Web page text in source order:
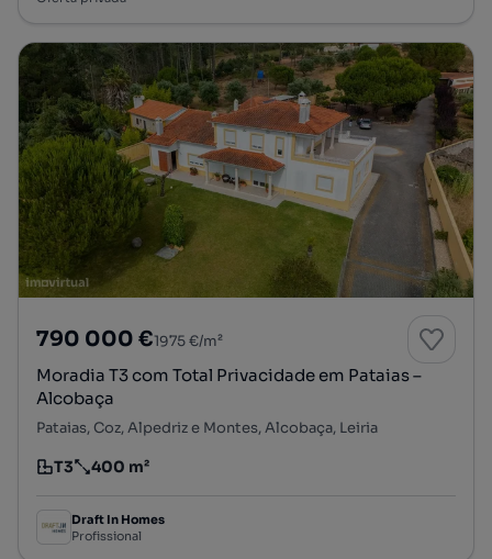
790 000 €1975 €/m²
Moradia T3 com Total Privacidade em Pataias –
Alcobaça
Pataias, Coz, Alpedriz e Montes, Alcobaça, Leiria
Tipologia
T3
Preço por metro quadrado
400 m²
Draft In Homes
Profissional